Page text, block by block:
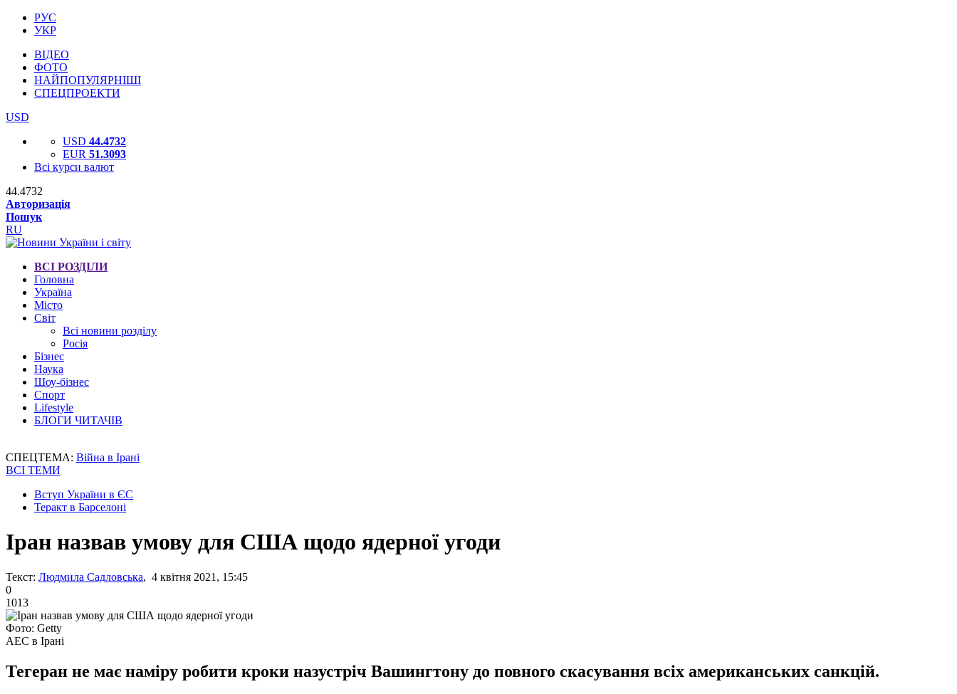
РУС
УКР
ВІДЕО
ФОТО
НАЙПОПУЛЯРНІШІ
СПЕЦПРОЕКТИ
USD
USD 44.4732
EUR 51.3093
Всі курси валют
44.4732
Авторизація
Пошук
RU
ВСІ РОЗДІЛИ
Головна
Україна
Місто
Світ
Всі новини розділу
Росія
Бізнес
Наука
Шоу-бізнес
Спорт
Lifestyle
БЛОГИ ЧИТАЧІВ
СПЕЦТЕМА: Війна в Ірані
ВСІ ТЕМИ
Вступ України в ЄС
Теракт в Барселоні
Іран назвав умову для США щодо ядерної угоди
Текст: Людмила Садловська, 4 квітня 2021, 15:45
0
1013
Фото: Getty
АЕС в Ірані
Тегеран не має наміру робити кроки назустріч Вашингтону до повного скасування всіх американських санкцій.